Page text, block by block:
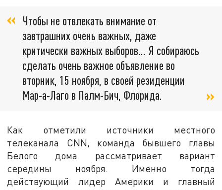
Чтобы не отвлекать внимание от
завтрашних очень важных, даже
критически важных выборов… Я собираюсь
сделать очень важное объявление во
вторник, 15 ноября, в своей резиденции
Мар-а-Лаго в Палм-Бич, Флорида.
Как отметили источники местного
телеканала CNN, команда бывшего главы
Белого дома рассматривает вариант
середины ноября. Именно тогда
действующий лидер Америки и главный